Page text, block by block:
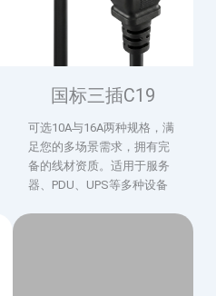
国标三插C19
可选10A与16A两种规格，满
足您的多场景需求，拥有完
备的线材资质。适用于服务
器、PDU、UPS等多种设备